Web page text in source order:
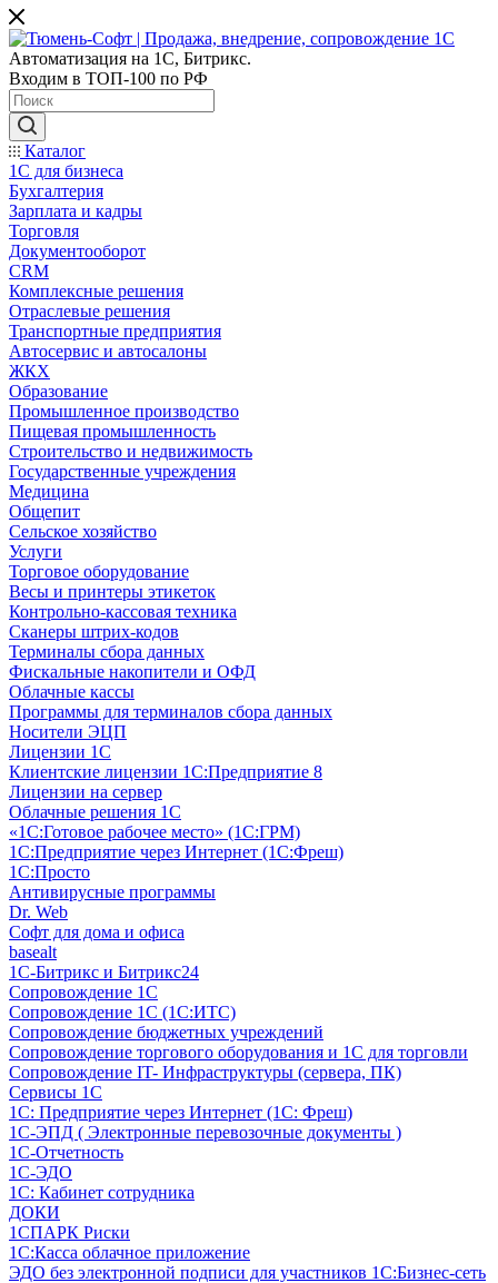
Автоматизация на 1С, Битрикс.
Входим в ТОП-100 по РФ
Каталог
1С для бизнеса
Бухгалтерия
Зарплата и кадры
Торговля
Документооборот
CRM
Комплексные решения
Отраслевые решения
Транспортные предприятия
Автосервис и автосалоны
ЖКХ
Образование
Промышленное производство
Пищевая промышленность
Строительство и недвижимость
Государственные учреждения
Медицина
Общепит
Сельское хозяйство
Услуги
Торговое оборудование
Весы и принтеры этикеток
Контрольно-кассовая техника
Сканеры штрих-кодов
Терминалы сбора данных
Фискальные накопители и ОФД
Облачные кассы
Программы для терминалов сбора данных
Носители ЭЦП
Лицензии 1С
Клиентские лицензии 1С:Предприятие 8
Лицензии на сервер
Облачные решения 1С
«1C:Готовое рабочее место» (1С:ГРМ)
1С:Предприятие через Интернет (1С:Фреш)
1С:Просто
Антивирусные программы
Dr. Web
Софт для дома и офиса
basealt
1С-Битрикс и Битрикс24
Сопровождение 1С
Сопровождение 1С (1С:ИТС)
Сопровождение бюджетных учреждений
Сопровождение торгового оборудования и 1С для торговли
Сопровождение IT- Инфраструктуры (сервера, ПК)
Сервисы 1С
1С: Предприятие через Интернет (1С: Фреш)
1С-ЭПД ( Электронные перевозочные документы )
1С-Отчетность
1С-ЭДО
1С: Кабинет сотрудника
ДОКИ
1СПАРК Риски
1С:Касса облачное приложение
ЭДО без электронной подписи для участников 1С:Бизнес-сеть